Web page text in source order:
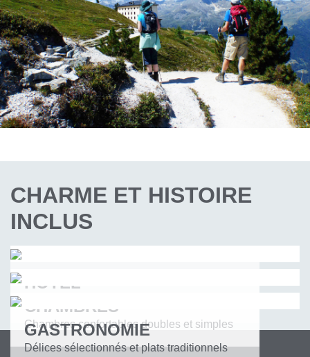
CHARME ET HISTOIRE
INCLUS
HÔTEL
CHAMBRES
Chambres confortables doubles et simples
GASTRONOMIE
Délices sélectionnés et plats traditionnels